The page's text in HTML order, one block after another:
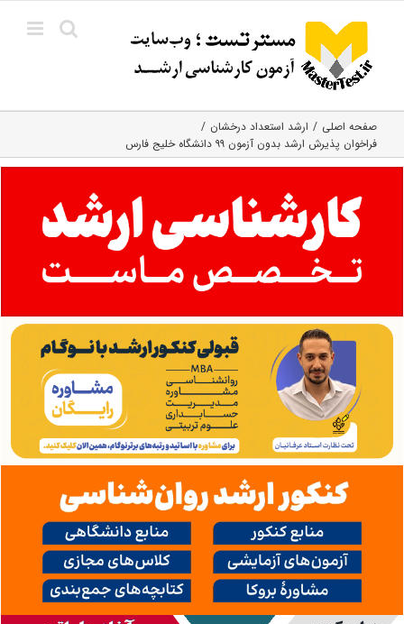
content
صفحه اصلی
ارشد استعداد درخشان
فراخوان پذیرش ارشد بدون آزمون ۹۹ دانشگاه خلیج فارس